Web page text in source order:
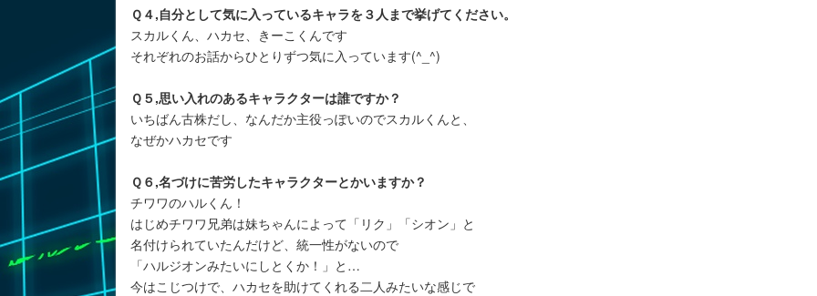
Ｑ４,自分として気に入っているキャラを３人まで挙げてください。
スカルくん、ハカセ、きーこくんです
それぞれのお話からひとりずつ気に入っています(^_^)
Ｑ５,思い入れのあるキャラクターは誰ですか？
いちばん古株だし、なんだか主役っぽいのでスカルくんと、
なぜかハカセです
Ｑ６,名づけに苦労したキャラクターとかいますか？
チワワのハルくん！
はじめチワワ兄弟は妹ちゃんによって「リク」「シオン」と
名付けられていたんだけど、統一性がないので
「ハルジオンみたいにしとくか！」と…
今はこじつけで、ハカセを助けてくれる二人みたいな感じで